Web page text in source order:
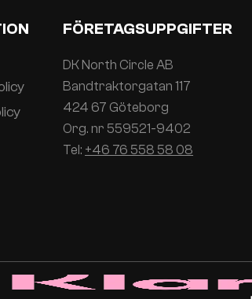
FÖRETAGSUPPGIFTER
DK North Circle AB
Bandtraktorgatan 117
424 67 Göteborg
Org. nr 559521-9402
Tel: +46 76 558 58 08